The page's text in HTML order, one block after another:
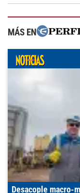
MÁS EN
Desacople macro-